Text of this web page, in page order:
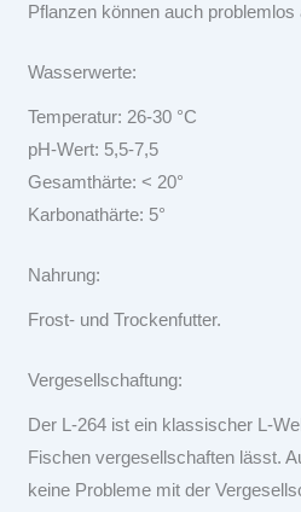
Pflanzen können auch
Wasserwerte:
Temperatur: 26-30 °C
pH-Wert: 5,5-7,5
Gesamthärte: < 20°
Karbonathärte: 5°
Nahrung:
Frost- und Trockenfutter.
Vergesellschaftung:
Der L-264 ist ein klassischer L-
Fischen vergesellschaften lässt.
keine Probleme mit der